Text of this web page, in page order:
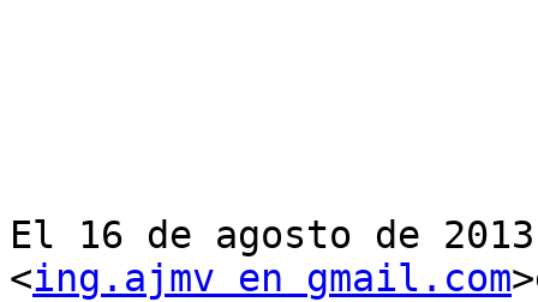
El 16 de agosto de
<ing.ajmv en gmail.com